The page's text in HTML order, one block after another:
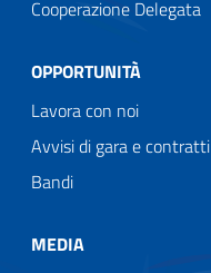
Cooperazione Delegata
OPPORTUNITÀ
Lavora con noi
Avvisi di gara e contratti
Bandi
MEDIA